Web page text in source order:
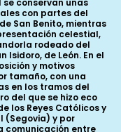
con partes del
San Benito, mientras
celestial,
rodeado del
Isidoro, de León. En el
y motivos
tamaño, con una
en los tramos del
del que se hizo eco
los Reyes Católicos y
(Segovia) y por
comunicación entre